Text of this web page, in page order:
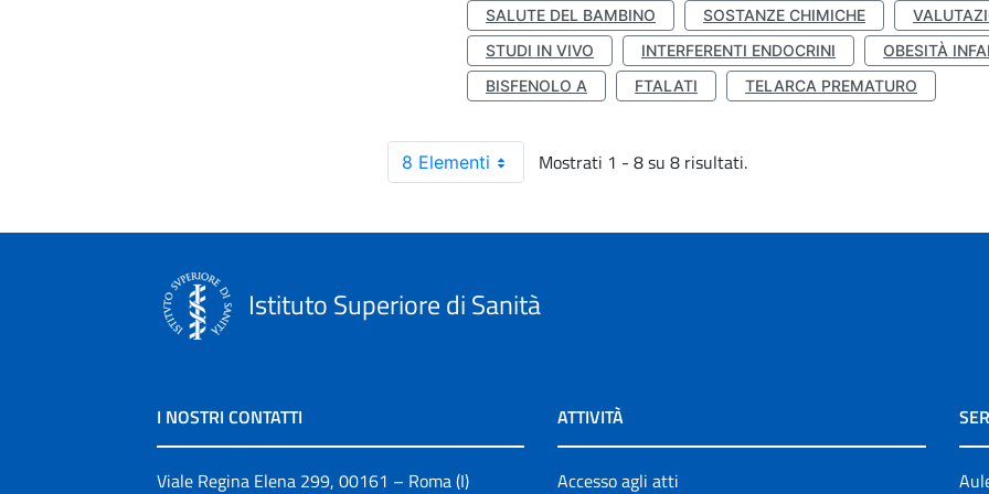
SALUTE DEL BAMBINO
SOSTANZE CHIMICHE
STUDI IN VIVO
INTERFERENTI ENDOCRINI OBESITÀ
BISFENOLO A
FTALATI TELARCA PREMATURO
8 Elementi Mostrati 1 - 8 su 8 risultati.
Istituto Superiore di Sanità
I NOSTRI CONTATTI
Viale Regina Elena 299, 00161 – Roma (I)
ATTIVITÀ
Accesso agli atti